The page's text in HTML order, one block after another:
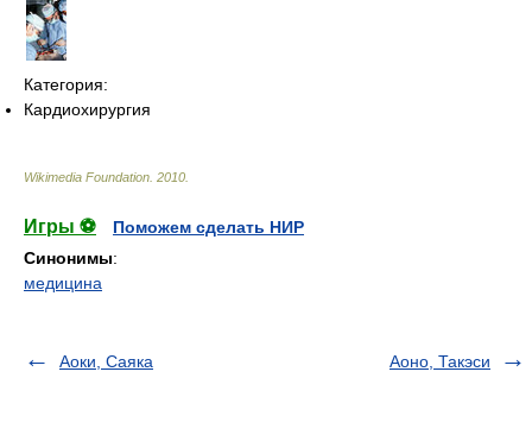
Категория:
Кардиохирургия
Wikimedia Foundation 2010
Игры ⚽
Поможем сделать НИР
Синонимы:
медицина
Аоки, Саяка Аоно, Такэси